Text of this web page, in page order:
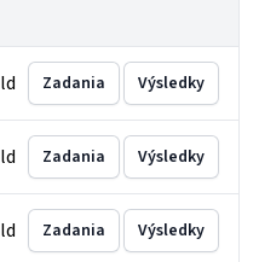
Zadania Výsledky
Zadania Výsledky
Zadania Výsledky